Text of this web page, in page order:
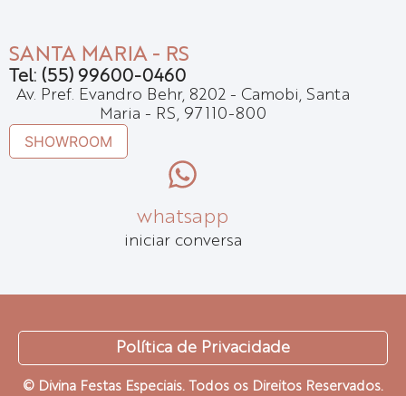
SANTA MARIA - RS
Tel: (55) 99600-0460
Av. Pref. Evandro Behr, 8202 - Camobi, Santa
Maria - RS, 97110-800
SHOWROOM
whatsapp
iniciar conversa
© Divina Festas Especiais. Todos os Direitos Reservados.
Política de Privacidade